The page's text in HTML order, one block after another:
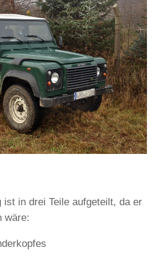
in drei Teile aufgeteilt, da er
wäre: